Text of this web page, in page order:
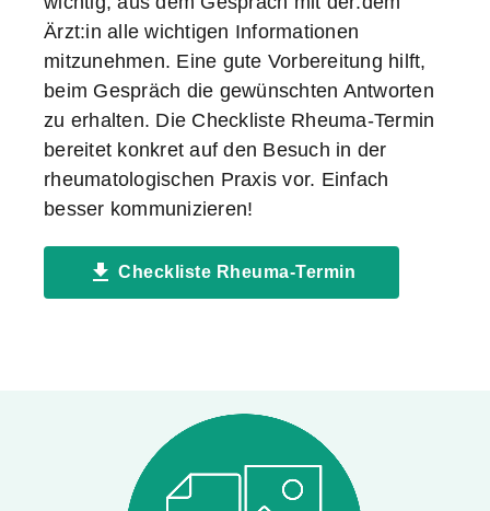
Ärzt:in alle wichtigen Informationen
mitzunehmen. Eine gute Vorbereitung hilft,
beim Gespräch die gewünschten Antworten
zu erhalten. Die Checkliste Rheuma-Termin
bereitet konkret auf den Besuch in der
rheumatologischen Praxis vor. Einfach
besser kommunizieren!
Checkliste Rheuma-Termin